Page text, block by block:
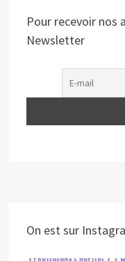
Pour recevoir nos
Newsletter
On est sur